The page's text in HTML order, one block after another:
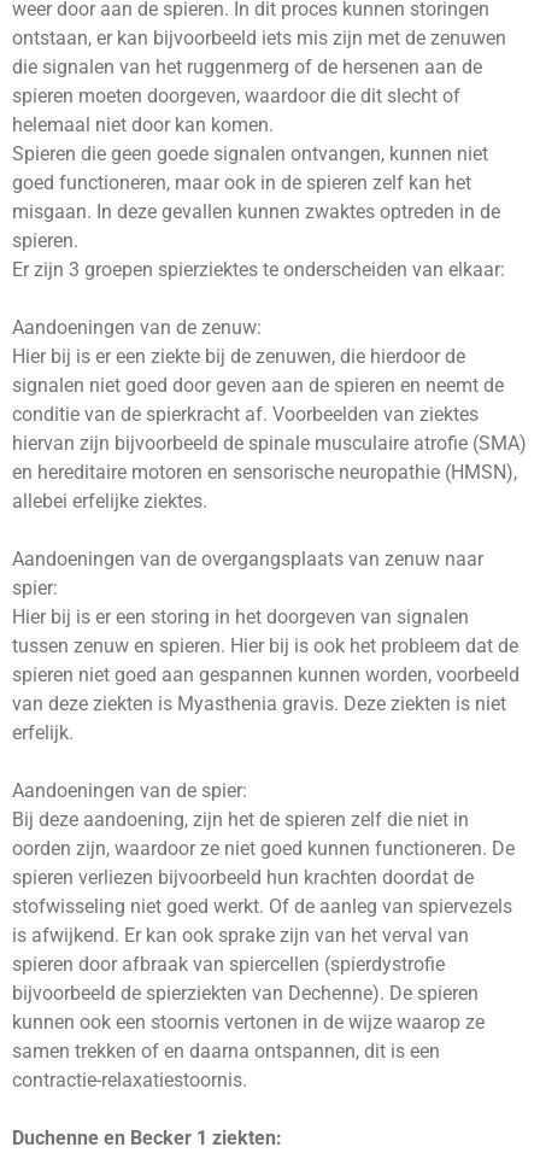
weer door aan de spieren. In dit proces kunnen storingen
ontstaan, er kan bijvoorbeeld iets mis zijn met de zenuwen
die signalen van het ruggenmerg of de hersenen aan de
spieren moeten doorgeven, waardoor die dit slecht of
helemaal niet door kan komen.
Spieren die geen goede signalen ontvangen, kunnen niet
goed functioneren, maar ook in de spieren zelf kan het
misgaan. In deze gevallen kunnen zwaktes optreden in de
spieren.
Er zijn 3 groepen spierziektes te onderscheiden van elkaar:
Aandoeningen van de zenuw:
Hier bij is er een ziekte bij de zenuwen, die hierdoor de
signalen niet goed door geven aan de spieren en neemt de
conditie van de spierkracht af. Voorbeelden van ziektes
hiervan zijn bijvoorbeeld de spinale musculaire atrofie (SMA)
en hereditaire motoren en sensorische neuropathie (HMSN),
allebei erfelijke ziektes.
Aandoeningen van de overgangsplaats van zenuw naar
spier:
Hier bij is er een storing in het doorgeven van signalen
tussen zenuw en spieren. Hier bij is ook het probleem dat de
spieren niet goed aan gespannen kunnen worden, voorbeeld
van deze ziekten is Myasthenia gravis. Deze ziekten is niet
erfelijk.
Aandoeningen van de spier:
Bij deze aandoening, zijn het de spieren zelf die niet in
oorden zijn, waardoor ze niet goed kunnen functioneren. De
spieren verliezen bijvoorbeeld hun krachten doordat de
stofwisseling niet goed werkt. Of de aanleg van spiervezels
is afwijkend. Er kan ook sprake zijn van het verval van
spieren door afbraak van spiercellen (spierdystrofie
bijvoorbeeld de spierziekten van Dechenne). De spieren
kunnen ook een stoornis vertonen in de wijze waarop ze
samen trekken of en daarna ontspannen, dit is een
contractie-relaxatiestoornis.
Duchenne en Becker 1 ziekten: